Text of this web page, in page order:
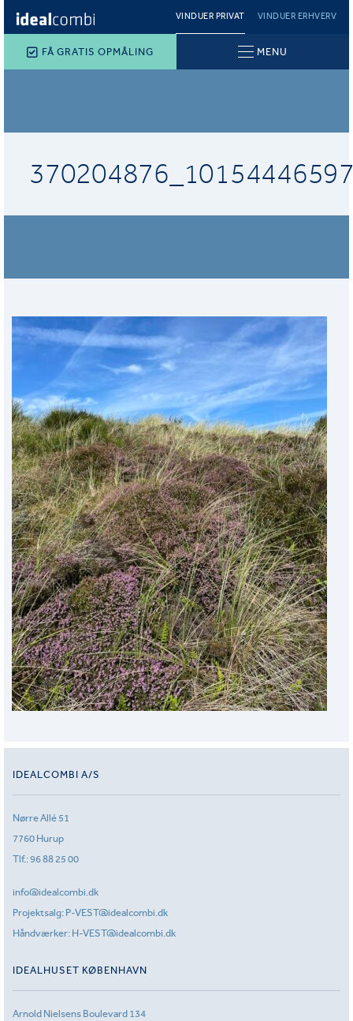
VINDUER PRIVAT VINDUER ERHVERV
FÅ GRATIS OPMÅLING MENU
IDEALCOMBI A/S
Nørre Allé 51
7760 Hurup
Tlf.:96 88 25 00
info@idealcombi.dk
Projektsalg: P-VEST@idealcombi.dk
Håndværker: H-VEST@idealcombi.dk
IDEALHUSET KØBENHAVN
Arnold Nielsens Boulevard 134